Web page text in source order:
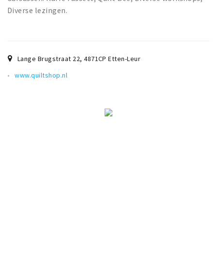
Sport
Inloggen
Diverse lezingen.
Lange Brugstraat 22,4871CP Etten-Leur
www.quiltshop.nl